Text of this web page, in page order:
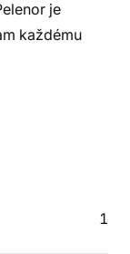
je
každému
1